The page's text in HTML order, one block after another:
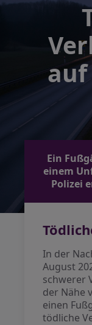
auf
Ein
einem
Polizei
In der
August
schwerer
der Nähe
einen
tödliche